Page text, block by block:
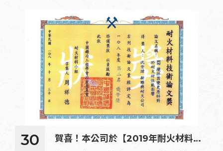
30
賀喜！本公司於【2019年耐火材料應